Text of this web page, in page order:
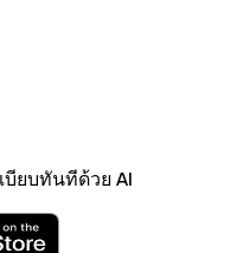
บียบทันทีด้วย AI